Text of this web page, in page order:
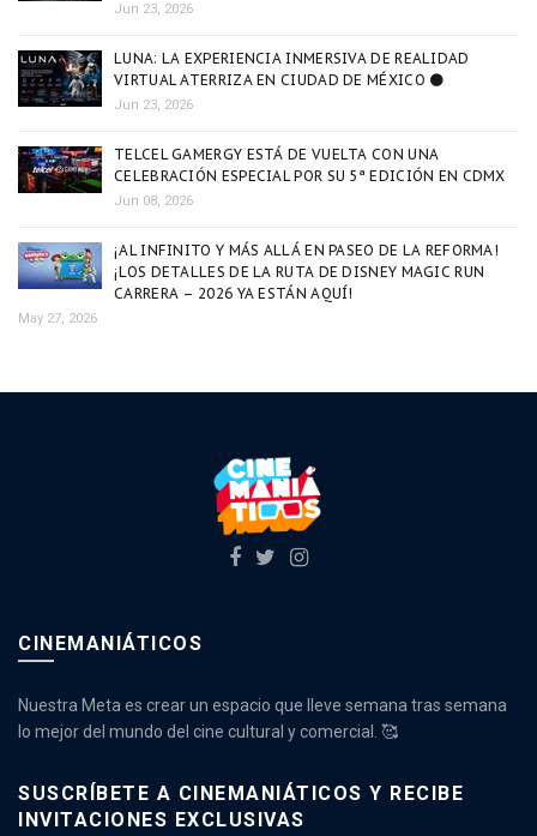
Jun 23, 2026
LUNA: LA EXPERIENCIA INMERSIVA DE REALIDAD
VIRTUAL ATERRIZA EN CIUDAD DE MÉXICO 🌑
Jun 23, 2026
TELCEL GAMERGY ESTÁ DE VUELTA CON UNA
CELEBRACIÓN ESPECIAL POR SU 5ª EDICIÓN EN CDMX
Jun 08, 2026
¡AL INFINITO Y MÁS ALLÁ EN PASEO DE LA REFORMA!
¡LOS DETALLES DE LA RUTA DE DISNEY MAGIC RUN
CARRERA – 2026 YA ESTÁN AQUÍ!
May 27, 2026
CINEMANIÁTICOS
Nuestra Meta es crear un espacio que lleve semana tras semana
lo mejor del mundo del cine cultural y comercial. 🥰
SUSCRÍBETE A CINEMANIÁTICOS Y RECIBE
INVITACIONES EXCLUSIVAS